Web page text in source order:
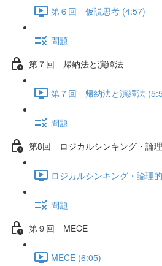
第６回 仮説思考 (4:57)
問題
第７回 帰納法と演繹法
第７回 帰納法と演繹法
問題
第8回 ロジカルシンキング・論
ロジカルシンキング・論理
問題
第９回 MECE
MECE (6:05)